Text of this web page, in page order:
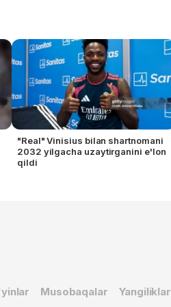
"Real" Vinisius bilan shartnomani
2032 yilgacha uzaytirganini e'lon
qildi
Musobaqalar Yangiliklar